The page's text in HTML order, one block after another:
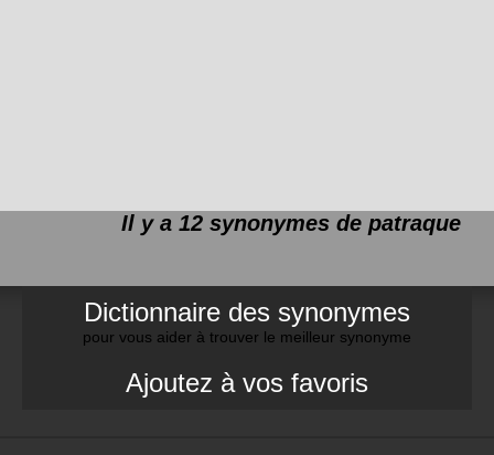
Il y a 12 synonymes de patraque
Dictionnaire des synonymes
pour vous aider à trouver le meilleur synonyme
Ajoutez à vos favoris